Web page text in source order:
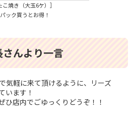
こ焼き（大玉6ケ）］
ック買うとお得！
さんより一言
気軽に来て頂けるように、リーズ
います！
ひ店内でごゆっくりどうぞ！！